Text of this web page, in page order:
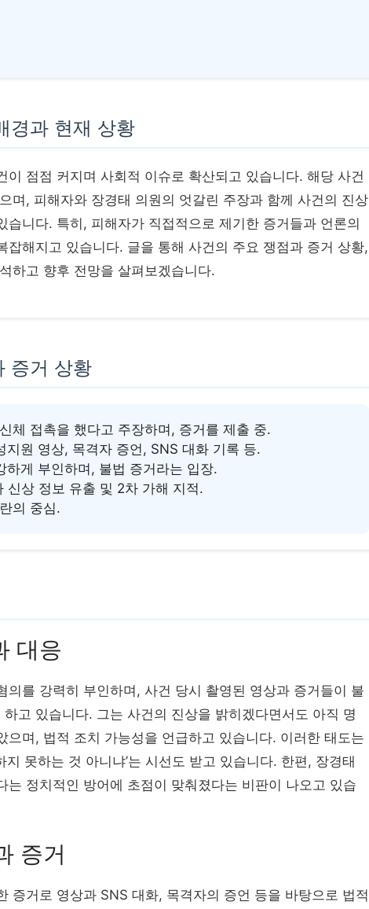
경과 현재 상황
이 점점 커지며 사회적 이슈로 확산되고 있습니다. 해당 사건
며, 피해자와 장경태 의원의 엇갈린 주장과 함께 사건의 진상
습니다. 특히, 피해자가 직접적으로 제기한 증거들과 언론의
잡해지고 있습니다. 글을 통해 사건의 주요 쟁점과 증거 상황,
하고 향후 전망을 살펴보겠습니다.
증거 상황
체 접촉을 했다고 주장하며, 증거를 제출 중.
지원 영상, 목격자 증언, SNS 대화 기록 등.
하게 부인하며, 불법 증거라는 입장.
신상 정보 유출 및 2차 가해 지적.
의 중심.
대응
의를 강력히 부인하며, 사건 당시 촬영된 영상과 증거들이 불
고 있습니다. 그는 사건의 진상을 밝히겠다면서도 아직 명
으며, 법적 조치 가능성을 언급하고 있습니다. 이러한 태도는
지 못하는 것 아니냐’는 시선도 받고 있습니다. 한편, 장경태
는 정치적인 방어에 초점이 맞춰졌다는 비판이 나오고 있습
증거
증거로 영상과 SNS 대화, 목격자의 증언 등을 바탕으로 법적